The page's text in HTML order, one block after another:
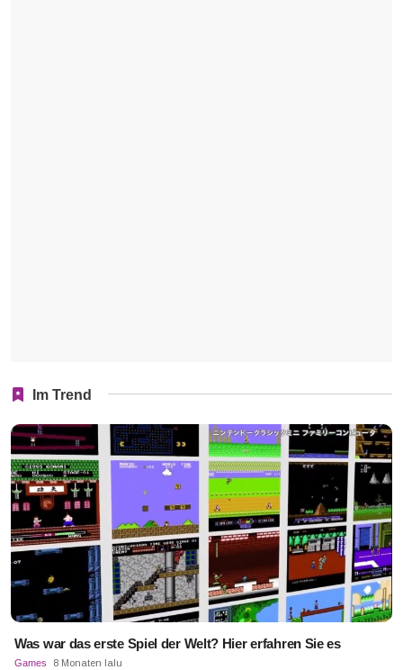
Im Trend
Was war das erste Spiel der Welt? Hier erfahren Sie es
Games 8 Monaten lalu